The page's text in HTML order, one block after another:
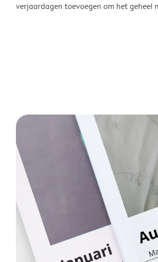
verjaardagen toevoegen om het geheel